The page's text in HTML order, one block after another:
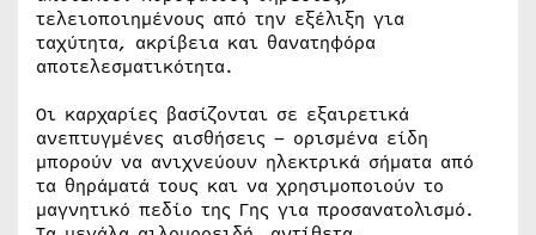
τελειοποιημένους από την εξέλιξη για
ταχύτητα, ακρίβεια και θανατηφόρα
αποτελεσματικότητα.
Οι καρχαρίες βασίζονται σε εξαιρετικά
ανεπτυγμένες αισθήσεις – ορισμένα είδη
μπορούν να ανιχνεύουν ηλεκτρικά σήματα από
τα θηράματά τους και να χρησιμοποιούν το
μαγνητικό πεδίο της Γης για προσανατολισμό.